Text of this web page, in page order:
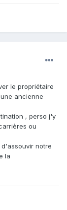
le propriétaire
ancienne
, perso j'y
ou
notre
la